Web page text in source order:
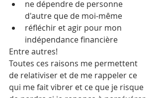
ne dépendre de personne
d'autre que de moi-même
réfléchir et agir pour mon
indépendance financière
Entre autres!
Toutes ces raisons me permettent
de relativiser et de me rappeler ce
qui me fait vibrer et ce que je risque